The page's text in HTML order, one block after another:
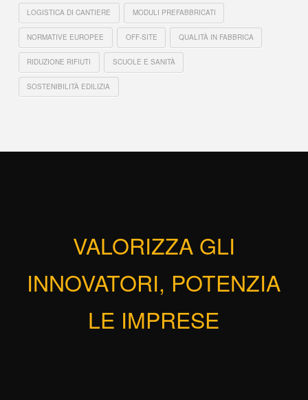
LOGISTICA DI CANTIERE MODULI PREFABBRICATI
NORMATIVE EUROPEE OFF-SITE QUALITÀ IN FABBRICA
RIDUZIONE RIFIUTI SCUOLE E SANITÀ
SOSTENIBILITÀ EDILIZIA
VALORIZZA GLI
INNOVATORI, POTENZIA
LE IMPRESE